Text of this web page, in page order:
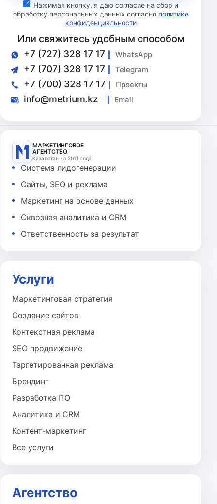
Нажимая кнопку, я даю согласие на сбор и
обработку персональных данных согласно политике
конфиденциальности
Или свяжитесь удобным способом
+7 (727) 328 17 17 WhatsApp
+7 (707) 328 17 17 Telegram
+7 (700) 328 17 17 Проекты
info@metrium.kz Email
МАРКЕТИНГОВОЕ
АГЕНТСТВО
Казахстан · с 2011 года
Система лидогенерации
Сайты, SEO и реклама
Маркетинг на основе данных
Сквозная аналитика и CRM
Ответственность за результат
Услуги
Маркетинговая стратегия
Создание сайтов
Контекстная реклама
SEO продвижение
Таргетированная реклама
Брендинг
Разработка ПО
Аналитика и CRM
Контент-маркетинг
Все услуги
Агентство